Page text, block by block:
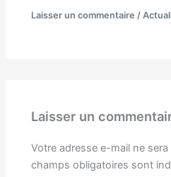
Laisser un commentaire /
Laisser un
Votre adresse e-mail ne sera
champs obligatoires sont